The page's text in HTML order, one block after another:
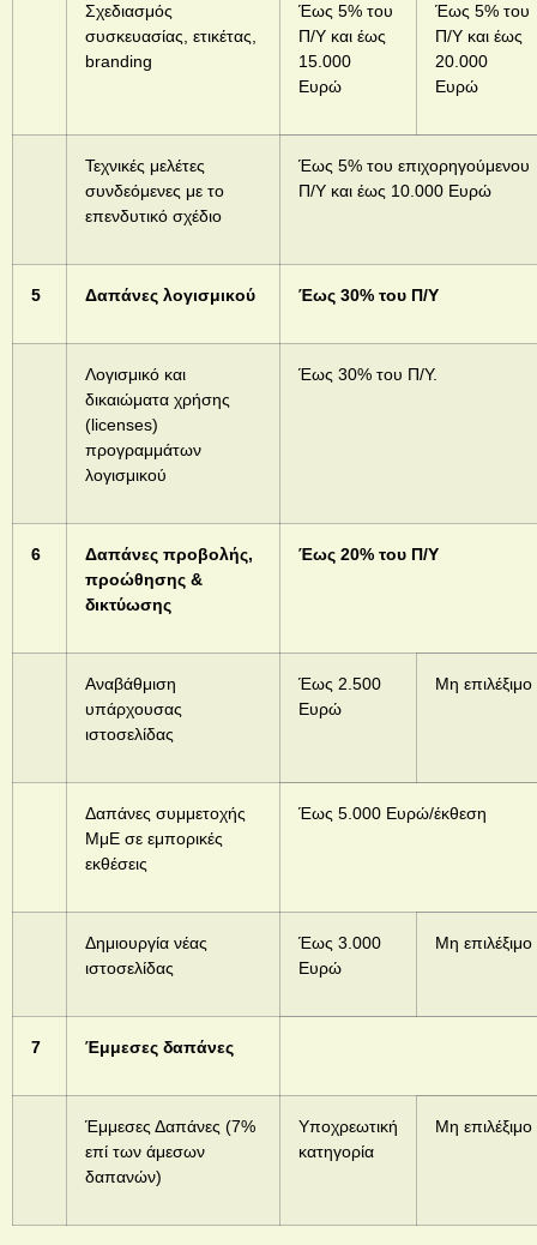
Σχεδιασμός
συσκευασίας, ετικέτας,
branding
Έως 5% του
Π/Υ και έως
15.000
Ευρώ
Έως 5% του
Π/Υ και έως
20.000
Ευρώ
Τεχνικές μελέτες
συνδεόμενες με το
επενδυτικό σχέδιο
Έως 5% του επιχορηγούμενου
Π/Υ και έως 10.000 Ευρώ
5 Δαπάνες λογισμικού Έως 30% του Π/Υ
Λογισμικό και
δικαιώματα χρήσης
(licenses)
προγραμμάτων
λογισμικού
Έως 30% του Π/Υ.
6
Δαπάνες προβολής,
προώθησης &
δικτύωσης
Έως 20% του Π/Υ
Αναβάθμιση
υπάρχουσας
ιστοσελίδας
Έως 2.500
Ευρώ
Μη επιλέξιμο
Δαπάνες συμμετοχής
ΜμΕ σε εμπορικές
εκθέσεις
Έως 5.000 Ευρώ/έκθεση
Δημιουργία νέας
ιστοσελίδας
Έως 3.000
Ευρώ
Μη επιλέξιμο
7 Έμμεσες δαπάνες
Έμμεσες Δαπάνες (7%
επί των άμεσων
δαπανών)
Υποχρεωτική
κατηγορία
Μη επιλέξιμο